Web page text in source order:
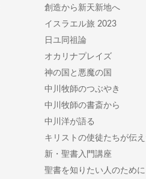
創造から新天新地へ
イスラエル旅 2023
日ユ同祖論
オカリナプレイズ
神の国と悪魔の国
中川牧師のつぶやき
中川牧師の書斎から
中川洋が語る
キリストの使徒たちが伝え
新・聖書入門講座
聖書を知りたい人のために